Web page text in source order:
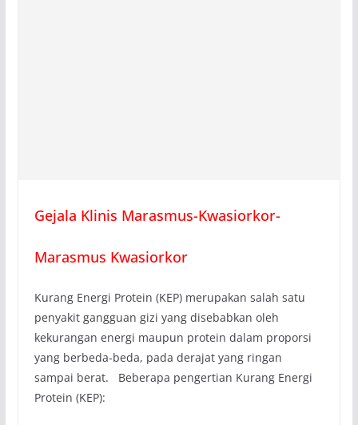
Gejala Klinis Marasmus-Kwasiorkor-
Marasmus Kwasiorkor
Kurang Energi Protein (KEP) merupakan salah satu
penyakit gangguan gizi yang disebabkan oleh
kekurangan energi maupun protein dalam proporsi
yang berbeda-beda, pada derajat yang ringan
sampai berat. Beberapa pengertian Kurang Energi
Protein (KEP):